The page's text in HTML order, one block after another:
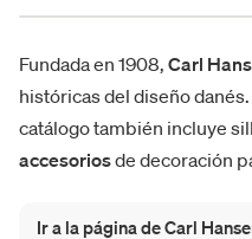
Fundada en 1908, Carl
históricas del diseño
catálogo también incluye
accesoriosde decoración
destacan las creaciones
Ir a la página de Carl